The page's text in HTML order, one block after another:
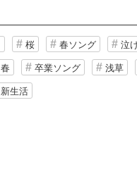
桜 春ソング 泣
春 卒業ソング 浅草
新生活